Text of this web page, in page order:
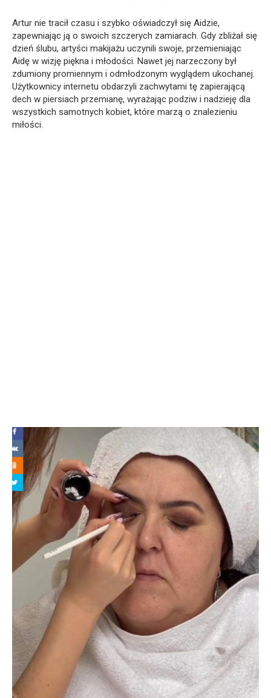
Artur nie tracił czasu i szybko oświadczył się Aidzie,
zapewniając ją o swoich szczerych zamiarach. Gdy zbliżał się
dzień ślubu, artyści makijażu uczynili swoje, przemieniając
Aidę w wizję piękna i młodości. Nawet jej narzeczony był
zdumiony promiennym i odmłodzonym wyglądem ukochanej.
Użytkownicy internetu obdarzyli zachwytami tę zapierającą
dech w piersiach przemianę, wyrażając podziw i nadzieję dla
wszystkich samotnych kobiet, które marzą o znalezieniu
miłości.